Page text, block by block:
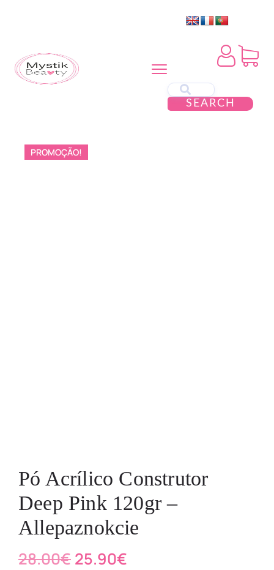
SEARCH
PROMOÇÃO!
Pó Acrílico Construtor
Deep Pink 120gr –
Allepaznokcie
28.00€ 25.90€